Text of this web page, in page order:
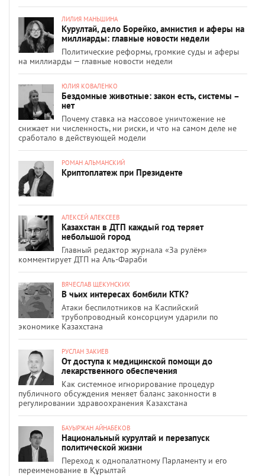
ЛИЛИЯ МАНЬШИНА
Курултай, дело Борейко, амнистия и аферы на
миллиарды: главные новости недели
Политические реформы, громкие суды и аферы
на миллиарды — главные новости недели
ЮЛИЯ КОВАЛЕНКО
Бездомные животные: закон есть, системы –
нет
Почему ставка на массовое уничтожение не
снижает ни численность, ни риски, и что на самом деле не
сработало в действующей модели
РОМАН АЛЬМАНСКИЙ
Криптоплатеж при Президенте
АЛЕКСЕЙ АЛЕКСЕЕВ
Казахстан в ДТП каждый год теряет
небольшой город
Главный редактор журнала «За рулём»
комментирует ДТП на Аль-Фараби
ВЯЧЕСЛАВ ЩЕКУНСКИХ
В чьих интересах бомбили КТК?
Атаки беспилотников на Каспийский
трубопроводный консорциум ударили по
экономике Казахстана
РУСЛАН ЗАКИЕВ
От доступа к медицинской помощи до
лекарственного обеспечения
Как системное игнорирование процедур
публичного обсуждения меняет баланс законности в
регулировании здравоохранения Казахстана
БАУЫРЖАН АЙНАБЕКОВ
Национальный курултай и перезапуск
политической жизни
Переход к однопалатному Парламенту и его
переименование в Құрылтай